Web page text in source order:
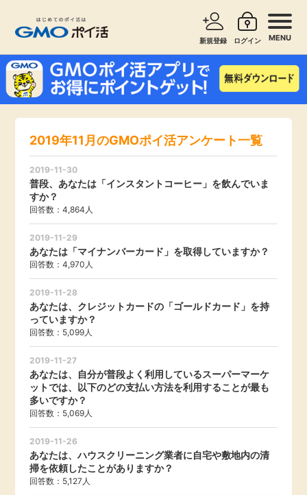
新規登録 ログイン MENU
新着
高還元
無料
即日還元
アンケート
ゲーム
買い物
モニター
サービスで探す ショッピングで探す
旅行・レンタカー
無料サービス
エンタメ
クレジットカード
暮らし
引っ越し
買取・査定
学び
進学・教育
美容・健康
2019年11月のGMOポイ活アンケート一覧
2019-11-30
普段、あなたは「インスタントコーヒー」を飲んでいま
すか？
回答数：4,864人
2019-11-29
あなたは「マイナンバーカード」を取得していますか？
回答数：4,970人
2019-11-28
あなたは、クレジットカードの「ゴールドカード」を持
っていますか？
回答数：5,099人
2019-11-27
あなたは、自分が普段よく利用しているスーパーマーケ
ットでは、以下のどの支払い方法を利用することが最も
多いですか？
回答数：5,069人
2019-11-26
あなたは、ハウスクリーニング業者に自宅や敷地内の清
掃を依頼したことがありますか？
回答数：5,127人